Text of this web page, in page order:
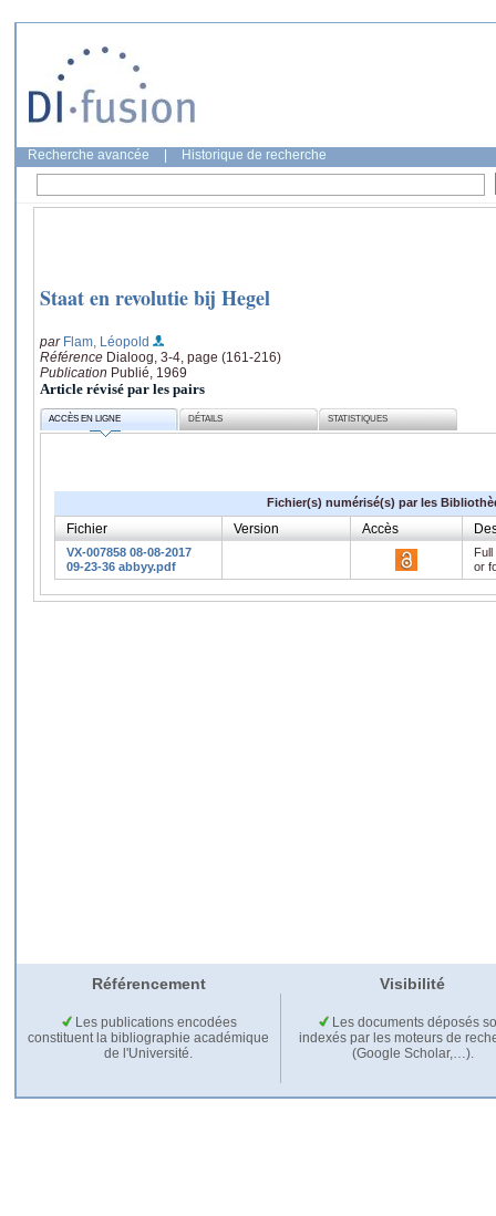
Recherche avancée Historique de recherche
Staat en revolutie bij Hegel
par Flam, Léopold
Référence Dialoog, 3-4, page (161-216)
Publication Publié, 1969
Article révisé par les pairs
ACCÈS EN LIGNE DÉTAILS STATISTIQUES
Fichier(s) numérisé(s) par les
Fichier Version Accès
VX-007858 08-08-2017
09-23-36 abbyy.pdf
or
Référencement Visibilité
Les publications encodées
constituent la bibliographie académique
de l'Université.
Les documents déposés
indexés par les moteurs de
(Google Scholar,…).